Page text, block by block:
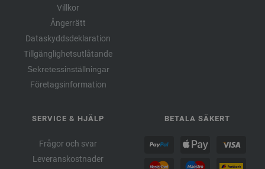
Villkor
Ångerrätt
Dataskyddsdeklaration
Tillgänglighetsutlåtande
Sekretessinställningar
Företagsinformation
SERVICE & HJÄLP
Frågor och svar
Leveranskostnader
BETALA SÄKERT